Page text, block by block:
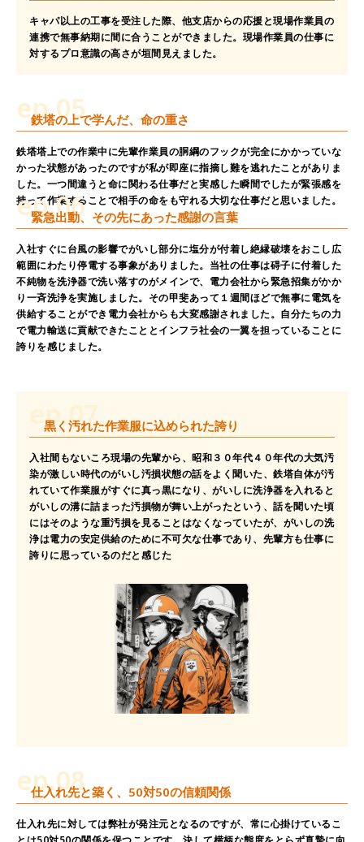
キャパ以上の工事を受注した際、他支店からの応援と現場作業員の
連携で無事納期に間に合うことができました。現場作業員の仕事に
対するプロ意識の高さが垣間見えました。
ep.05
鉄塔の上で学んだ、命の重さ
鉄塔塔上での作業中に先輩作業員の胴綱のフックが完全にかかっていな
かった状態があったのですが私が即座に指摘し難を逃れたことがありま
した。一つ間違うと命に関わる仕事だと実感した瞬間でしたが緊張感を
持って作業することで相手の命をも守れる大切な仕事だと思いました。
ep.06
緊急出動、その先にあった感謝の言葉
入社すぐに台風の影響でがいし部分に塩分が付着し絶縁破壊をおこし広
範囲にわたり停電する事象がありました。当社の仕事は碍子に付着した
不純物を洗浄器で洗い落すのがメインで、電力会社から緊急招集がかか
り一斉洗浄を実施しました。その甲斐あって１週間ほどで無事に電気を
供給することができ電力会社からも大変感謝されました。自分たちの力
で電力輸送に貢献できたこととインフラ社会の一翼を担っていることに
誇りを感じました。
ep.07
黒く汚れた作業服に込められた誇り
入社間もないころ現場の先輩から、昭和３０年代４０年代の大気汚
染が激しい時代のがいし汚損状態の話をよく聞いた、鉄塔自体が汚
れていて作業服がすぐに真っ黒になり、がいしに洗浄器を入れると
がいしの溝に詰まった汚損物が舞い上がったという、話を聞いた頃
にはそのような重汚損を見ることはなくなっていたが、がいしの洗
浄は電力の安定供給のために不可欠な仕事であり、先輩方も仕事に
誇りに思っているのだと感じた
ep.08
仕入れ先と築く、50対50の信頼関係
仕入れ先に対しては弊社が発注元となるのですが、常に心掛けているこ